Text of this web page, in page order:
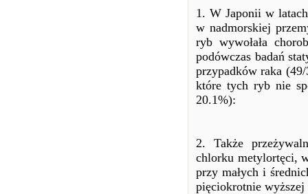
1. W Japonii w
w nadmorskiej
ryb wywołała
podówczas badań
przypadków raka
które tych ryb nie
20.1%):
2. Także
chlorku metylortęci,
przy małych i
pięciokrotnie